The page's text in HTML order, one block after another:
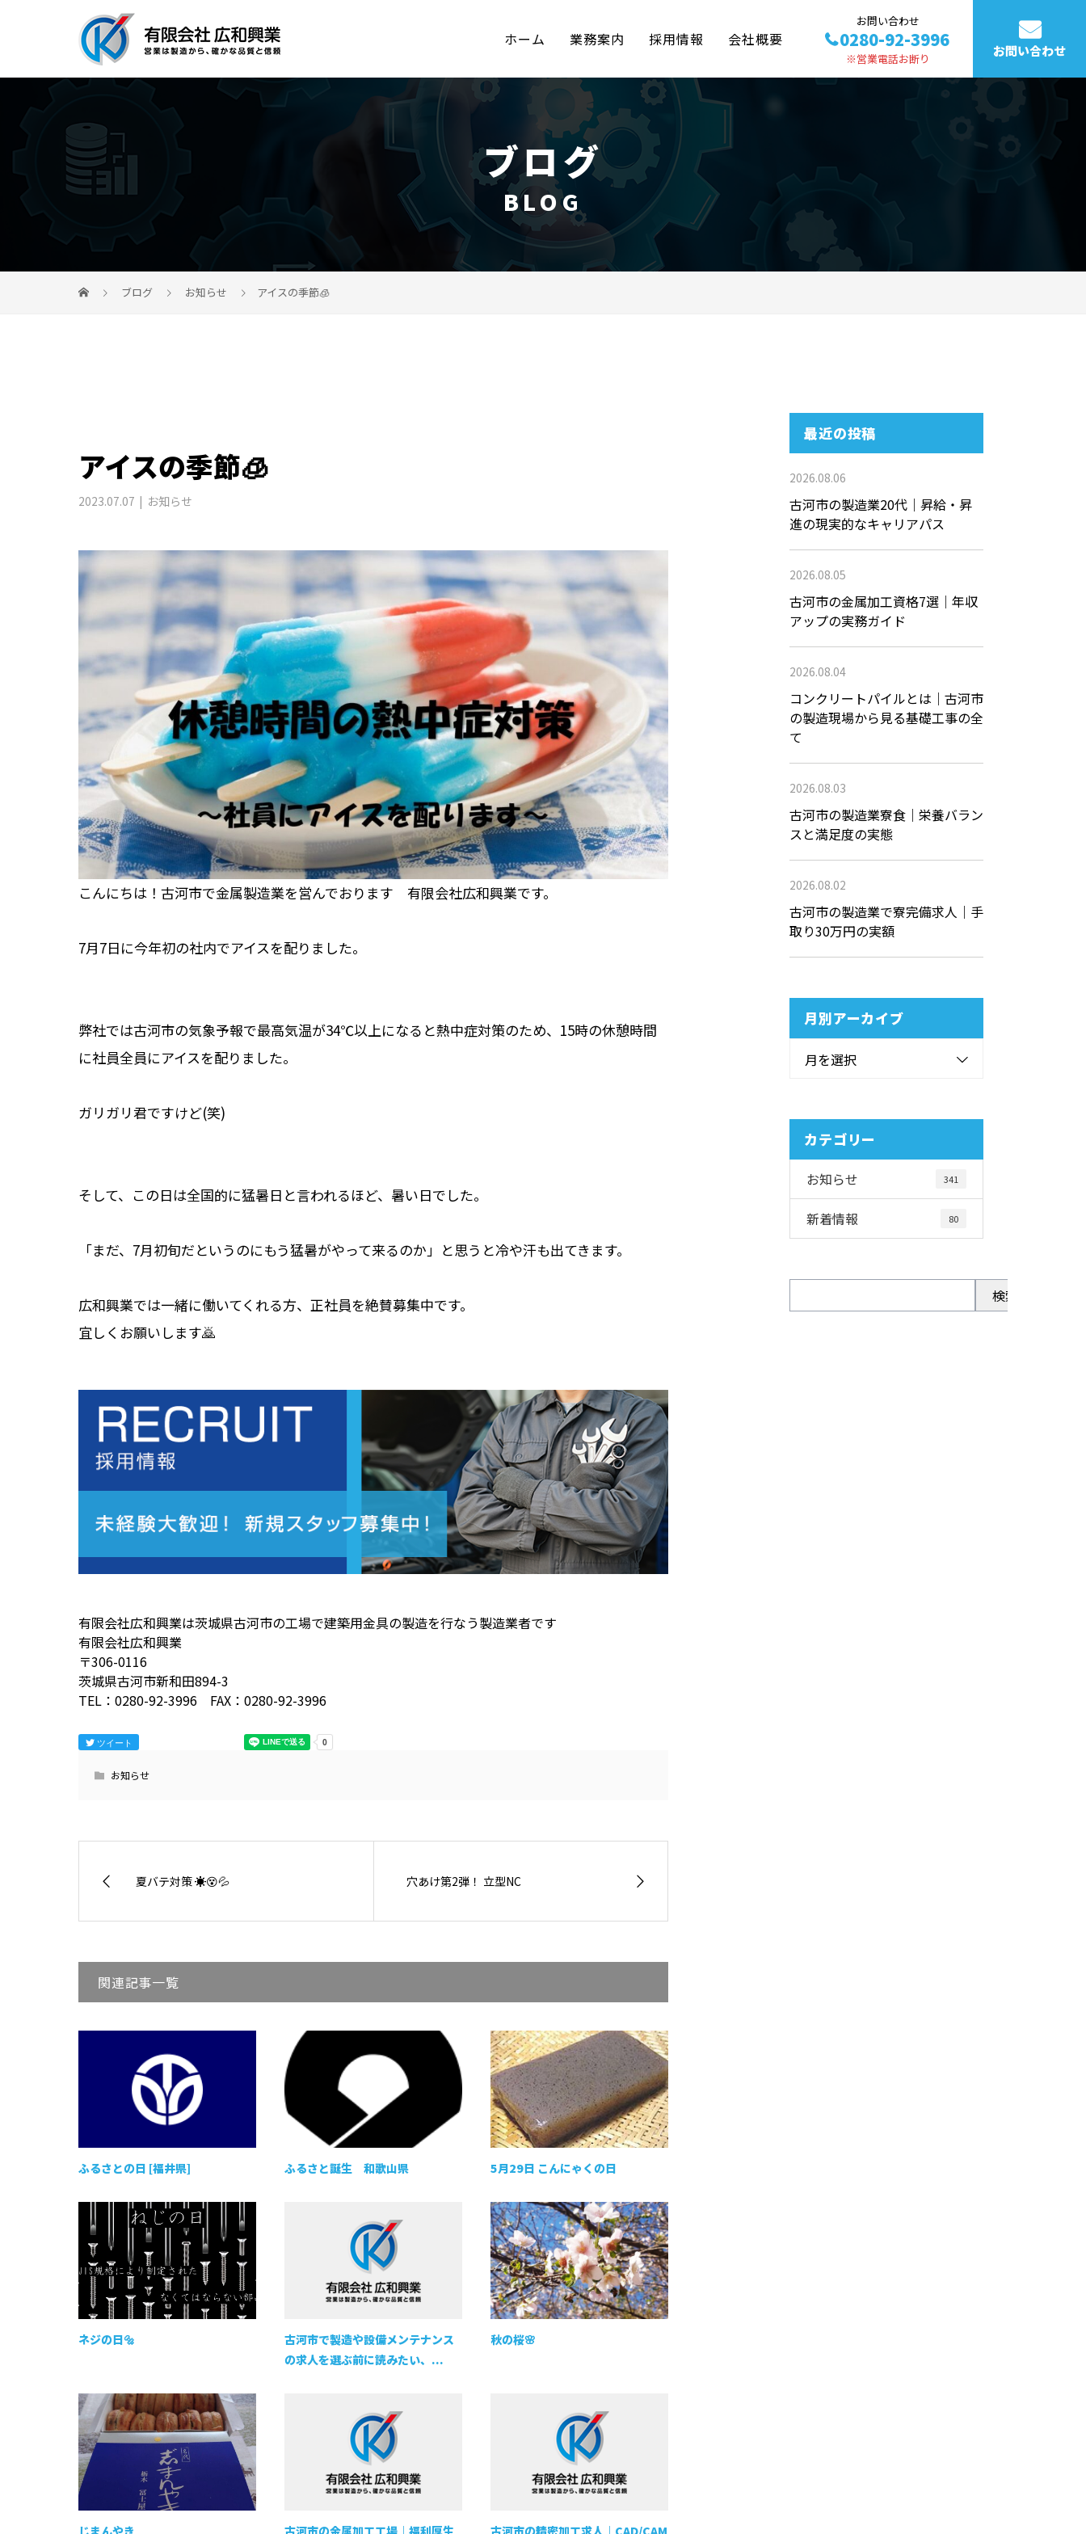
ホーム 業務案内 採用情報 会社概要
お問い合わせ
0280-92-3996
※営業電話お断り お問い合わせ
ブログ
BLOG
ブログ お知らせ アイスの季節🧊
アイスの季節🧊
2023.07.07 お知らせ
こんにちは！古河市で金属製造業を営んでおります 有限会社広和興業です。
7月7日に今年初の社内でアイスを配りました。
弊社では古河市の気象予報で最高気温が34℃以上になると熱中症対策のため、15時の休憩時間
に社員全員にアイスを配りました。
ガリガリ君ですけど(笑)
そして、この日は全国的に猛暑日と言われるほど、暑い日でした。
「まだ、7月初旬だというのにもう猛暑がやって来るのか」と思うと冷や汗も出てきます。
広和興業では一緒に働いてくれる方、正社員を絶賛募集中です。
宜しくお願いします🙇
有限会社広和興業は茨城県古河市の工場で建築用金具の製造を行なう製造業者です
有限会社広和興業
〒306-0116
茨城県古河市新和田894-3
TEL：0280-92-3996 FAX：0280-92-3996
ツイート
お知らせ
夏バテ対策 ☀️😵💦 穴あけ第2弾！ 立型NC
関連記事一覧
ふるさとの日 [福井県] ふるさと誕生 和歌山県 5月29日 こんにゃくの日
ネジの日🔩
古河市で製造や設備メンテナンス
の求人を選ぶ前に読みたい、...
秋の桜🌸
最近の投稿
2026.08.06
古河市の製造業20代｜昇給・昇
進の現実的なキャリアパス
2026.08.05
古河市の金属加工資格7選｜年収
アップの実務ガイド
2026.08.04
コンクリートパイルとは｜古河市
の製造現場から見る基礎工事の全
て
2026.08.03
古河市の製造業寮食｜栄養バラン
スと満足度の実態
2026.08.02
古河市の製造業で寮完備求人｜手
取り30万円の実額
月別アーカイブ
月を選択
カテゴリー
お知らせ 341
新着情報 80